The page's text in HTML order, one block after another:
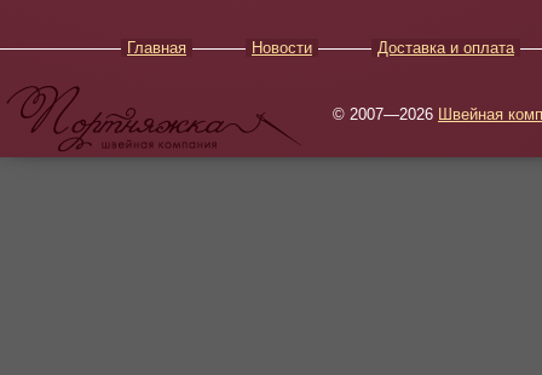
Главная Новости Доставка и оплата
© 2007—2026 Швейная